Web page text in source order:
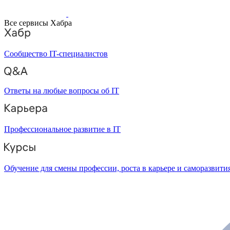
Все сервисы Хабра
Сообщество IT-специалистов
Ответы на любые вопросы об IT
Профессиональное развитие в IT
Обучение для смены профессии, роста в карьере и